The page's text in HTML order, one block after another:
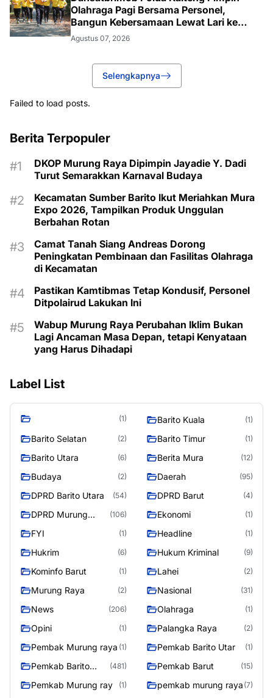
Olahraga Pagi Bersama Personel,
Bangun Kebersamaan Lewat Lari ke
Bukit Baranahu
Agustus 07, 2026
Selengkapnya
Failed to load posts.
Berita Terpopuler
DKOP Murung Raya Dipimpin Jayadie Y. Dadi
Turut Semarakkan Karnaval Budaya
Kecamatan Sumber Barito Ikut Meriahkan Mura
Expo 2026, Tampilkan Produk Unggulan
Berbahan Rotan
Camat Tanah Siang Andreas Dorong
Peningkatan Pembinaan dan Fasilitas Olahraga
di Kecamatan
Pastikan Kamtibmas Tetap Kondusif, Personel
Ditpolairud Lakukan Ini
Wabup Murung Raya Perubahan Iklim Bukan
Lagi Ancaman Masa Depan, tetapi Kenyataan
yang Harus Dihadapi
Label List
(1) Barito Kuala (1)
Barito Selatan (2) Barito Timur (1)
Barito Utara (6) Berita Mura (12)
Budaya (2) Daerah (95)
DPRD Barito Utara (54) DPRD Barut (4)
DPRD Murung
(106) Ekonomi (1)
FYI (1) Headline (1)
Hukrim (6) Hukum Kriminal (9)
Kominfo Barut (1) Lahei (2)
Murung Raya (2) Nasional (31)
News (206) Olahraga (1)
Opini (1) Palangka Raya (2)
Pembak Murung raya (1) Pemkab Barito Utar (1)
Pemkab Barito
(481) Pemkab Barut (15)
Pemkab Murung ray (1) pemkab murung raya (7)